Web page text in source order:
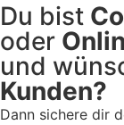
Du bist
oder
und
Kunden?
Dann sichere dir